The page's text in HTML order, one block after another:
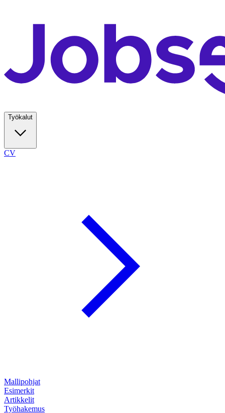
Työkalut
CV
Mallipohjat
Esimerkit
Artikkelit
Työhakemus